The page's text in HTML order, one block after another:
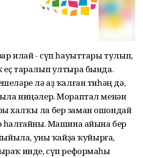
илай - сүп һауыттары тулып,
еҫ таралып ултыра бында.
лә аҙ ҡалған тиһәң дә,
ниңәлер. Мораптал менән
халҡы ла бер заман ошондай
һалғайны. Машина айына бер
уны ҡайҙа ҡуйырға,
инде, сүп реформаһы